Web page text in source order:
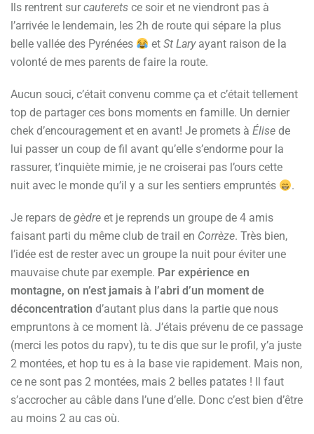
Ils rentrent surcauterets ce soir et ne viendront pas à
l’arrivée le lendemain, les 2h de route qui sépare la plus
belle vallée des Pyrénées
etSt Lary ayant raison de la
volonté de mes parents de faire la route.
Aucun souci, c’était convenu comme ça et c’était tellement
top de partager ces bons moments en famille. Un dernier
chek d’encouragement et en avant! Je promets à Élise de
lui passer un coup de fil avant qu’elle s’endorme pour la
rassurer, t’inquiète mimie, je ne croiserai pas l’ours cette
nuit avec le monde qu’il y a sur les sentiers empruntés
.
Je repars de gèdre et je reprends un groupe de 4 amis
faisant parti du même club de trail en Corrèze. Très bien,
l’idée est de rester avec un groupe la nuit pour éviter une
mauvaise chute par exemple. Par expérience en
montagne, on n’est jamais à l’abri d’un moment de
déconcentration d’autant plus dans la partie que nous
empruntons à ce moment là. J’étais prévenu de ce passage
(merci les potos du rapv), tu te dis que sur le profil, y’a juste
2 montées, et hop tu es à la base vie rapidement. Mais non,
ce ne sont pas 2 montées, mais 2 belles patates ! Il faut
s’accrocher au câble dans l’une d’elle. Donc c’est bien d’être
au moins 2 au cas où.